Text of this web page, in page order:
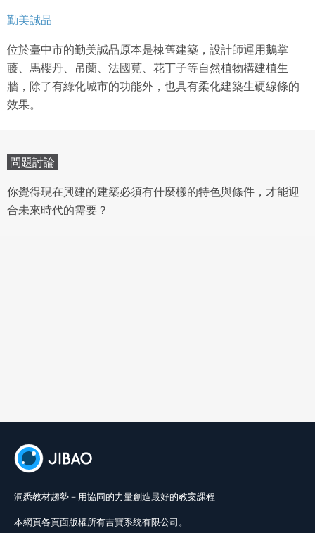
勤美誠品
位於臺中市的勤美誠品原本是棟舊建築，設計師運用鵝掌
藤、馬櫻丹、吊蘭、法國莧、花丁子等自然植物構建植生
牆，除了有綠化城市的功能外，也具有柔化建築生硬線條的
效果。
問題討論
你覺得現在興建的建築必須有什麼樣的特色與條件，才能迎
合未來時代的需要？
洞悉教材趨勢－用協同的力量創造最好的教案課程
本網頁各頁面版權所有吉寶系統有限公司。